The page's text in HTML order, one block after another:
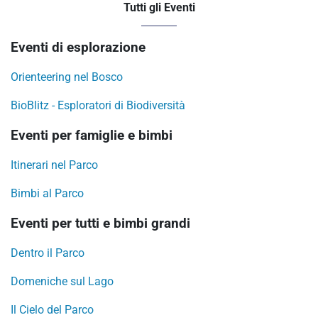
Tutti gli Eventi
Eventi di esplorazione
Orienteering nel Bosco
BioBlitz - Esploratori di Biodiversità
Eventi per famiglie e bimbi
Itinerari nel Parco
Bimbi al Parco
Eventi per tutti e bimbi grandi
Dentro il Parco
Domeniche sul Lago
Il Cielo del Parco